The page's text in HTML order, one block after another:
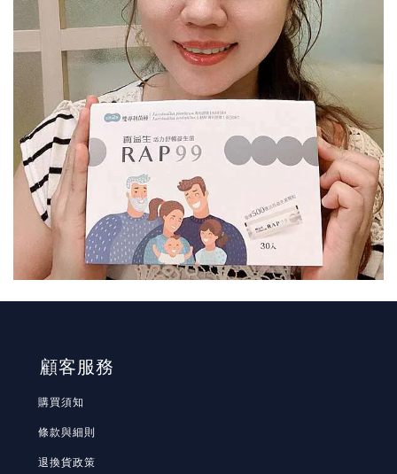
顧客服務
購買須知
條款與細則
退換貨政策